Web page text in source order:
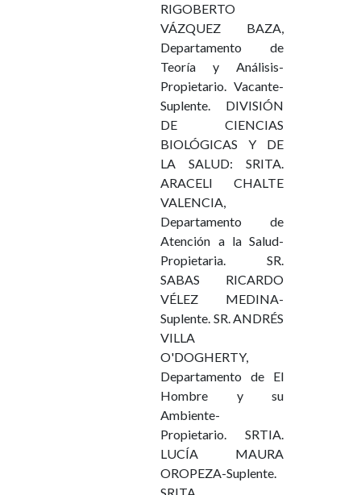
RIGOBERTO
VÁZQUEZ BAZA,
Departamento de
Teoría y Análisis-
Propietario. Vacante-
Suplente. DIVISIÓN
DE CIENCIAS
BIOLÓGICAS Y DE
LA SALUD: SRITA.
ARACELI CHALTE
VALENCIA,
Departamento de
Atención a la Salud-
Propietaria. SR.
SABAS RICARDO
VÉLEZ MEDINA-
Suplente. SR. ANDRÉS
VILLA
O'DOGHERTY,
Departamento de El
Hombre y su
Ambiente-
Propietario. SRTIA.
LUCÍA MAURA
OROPEZA-Suplente.